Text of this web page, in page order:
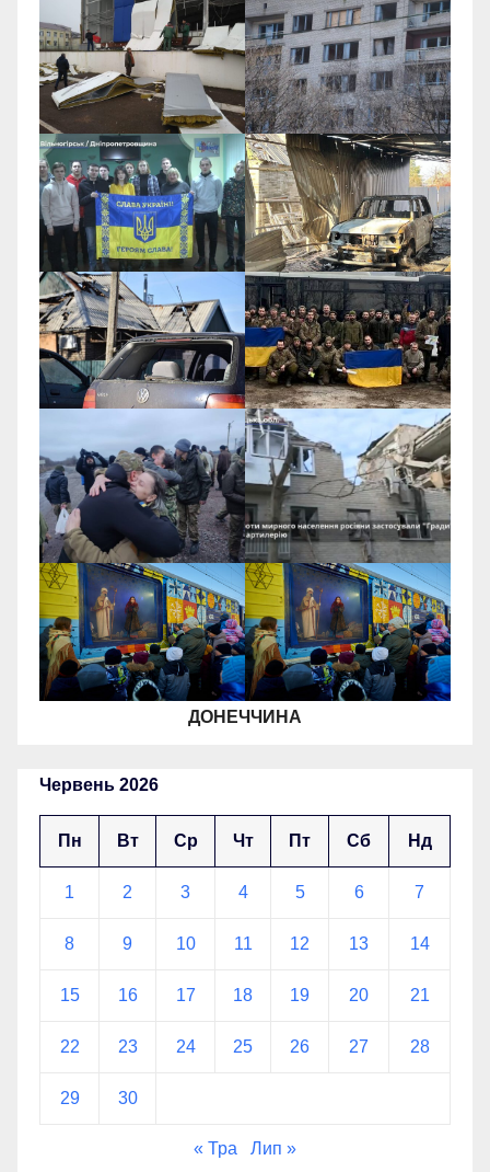
ДОНЕЧЧИНА
Червень 2026
Пн Вт Ср Чт Пт Сб Нд
1 2 3 4 5 6 7
8 9 10 11 12 13 14
15 16 17 18 19 20 21
22 23 24 25 26 27 28
29 30
« Тра Лип »